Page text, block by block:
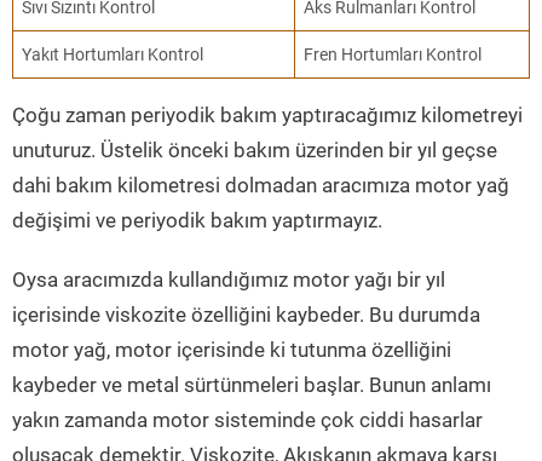
Sıvı Sızıntı Kontrol Aks Rulmanları Kontrol
Yakıt Hortumları Kontrol Fren Hortumları Kontrol
Çoğu zaman periyodik bakım yaptıracağımız kilometreyi
unuturuz. Üstelik önceki bakım üzerinden bir yıl geçse
dahi bakım kilometresi dolmadan aracımıza motor yağ
değişimi ve periyodik bakım yaptırmayız.
Oysa aracımızda kullandığımız motor yağı bir yıl
içerisinde viskozite özelliğini kaybeder. Bu durumda
motor yağ, motor içerisinde ki tutunma özelliğini
kaybeder ve metal sürtünmeleri başlar. Bunun anlamı
yakın zamanda motor sisteminde çok ciddi hasarlar
oluşacak demektir. Viskozite, Akışkanın akmaya karşı